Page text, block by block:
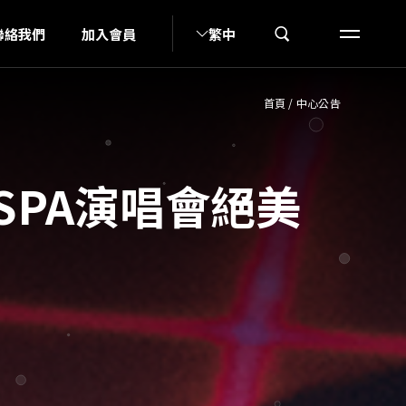
絡我們 加入會員 繁中
首頁 / 中心公告
演唱會絕美